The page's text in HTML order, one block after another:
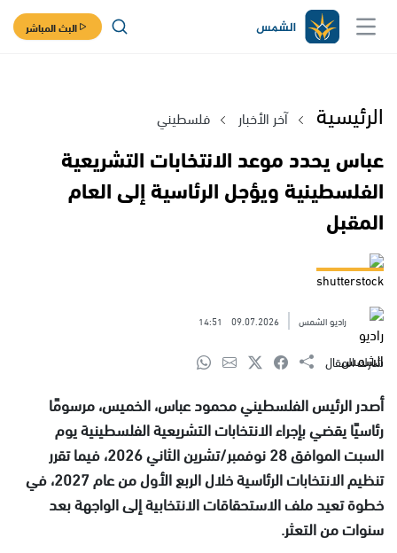
البث المباشر
الرئيسية آخر الأخبار فلسطيني
عباس يحدد موعد الانتخابات التشريعية
الفلسطينية ويؤجل الرئاسية إلى العام
المقبل
shutterstock
راديو الشمس 09.07.2026
14:51
شارك المقال
أصدر الرئيس الفلسطيني محمود عباس، الخميس، مرسومًا
رئاسيًا يقضي بإجراء الانتخابات التشريعية الفلسطينية يوم
السبت الموافق 28 نوفمبر/تشرين الثاني 2026، فيما تقرر
تنظيم الانتخابات الرئاسية خلال الربع الأول من عام 2027، في
خطوة تعيد ملف الاستحقاقات الانتخابية إلى الواجهة بعد
سنوات من التعثر.